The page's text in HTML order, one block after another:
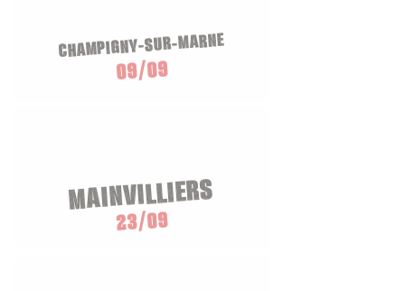
CHAMPIGNY-SUR-MARNE
09/09
MAINVILLIERS
23/09